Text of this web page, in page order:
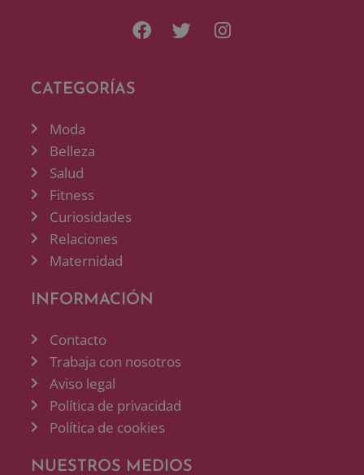
CATEGORÍAS
Moda
Belleza
Salud
Fitness
Curiosidades
Relaciones
Maternidad
INFORMACIÓN
Contacto
Trabaja con nosotros
Aviso legal
Política de privacidad
Política de cookies
NUESTROS MEDIOS